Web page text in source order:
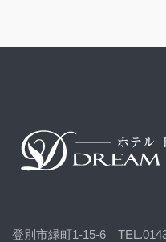
登別市緑町1-15-6